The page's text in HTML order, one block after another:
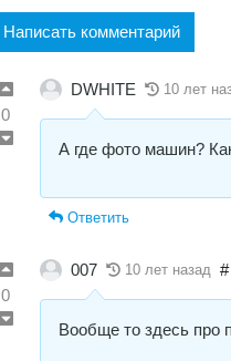
Написать комментарий
0
DWHITE 10 лет
А где фото машин?
Ответить
0
007 10 лет назад #
Вообще то здесь про